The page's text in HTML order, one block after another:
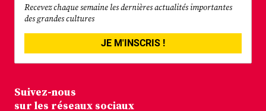
Recevez chaque semaine les dernières actualités importantes
des grandes cultures
JE M'INSCRIS !
Suivez-nous
sur les réseaux sociaux